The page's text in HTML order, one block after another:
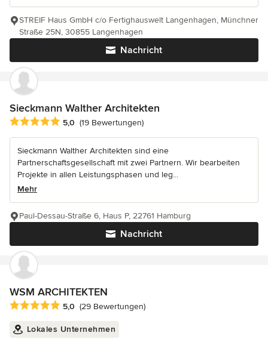
Nachricht
STREIF Haus GmbH c/o Fertighauswelt Langenhagen, Münchner
Straße 25N, 30855 Langenhagen
Sieckmann Walther Architekten
Durchschnittliche Bewertung: 5 von 5 Sternen
5,0 (19 Bewertungen)
Sieckmann Walther Architekten sind eine
Partnerschaftsgesellschaft mit zwei Partnern. Wir bearbeiten
Projekte in allen Leistungsphasen und leg...
Mehr
Nachricht
Paul-Dessau-Straße 6, Haus P, 22761 Hamburg
WSM ARCHITEKTEN
Durchschnittliche Bewertung: 5 von 5 Sternen
5,0 (29 Bewertungen)
Lokales Unternehmen